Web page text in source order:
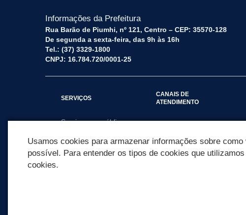
Informações da Prefeitura
Rua Barão de Piumhi, nº 121, Centro – CEP: 35570-128
De segunda a sexta-feira, das 9h às 16h
Tel.: (37) 3329-1800
CNPJ: 16.784.720/0001-25
SERVIÇOS
Serviços por público
CANAIS DE
ATENDIMENTO
Usamos cookies para armazenar informações sobre
possível. Para entender os tipos de cookies que
cookies.